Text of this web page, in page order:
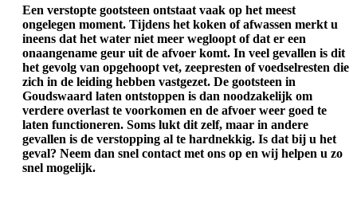
Een verstopte gootsteen ontstaat vaak op het meest
ongelegen moment. Tijdens het koken of afwassen merkt u
ineens dat het water niet meer wegloopt of dat er een
onaangename geur uit de afvoer komt. In veel gevallen is dit
het gevolg van opgehoopt vet, zeepresten of voedselresten die
zich in de leiding hebben vastgezet. De gootsteen in
Goudswaard laten ontstoppen is dan noodzakelijk om
verdere overlast te voorkomen en de afvoer weer goed te
laten functioneren. Soms lukt dit zelf, maar in andere
gevallen is de verstopping al te hardnekkig. Is dat bij u het
geval? Neem dan snel contact met ons op en wij helpen u zo
snel mogelijk.